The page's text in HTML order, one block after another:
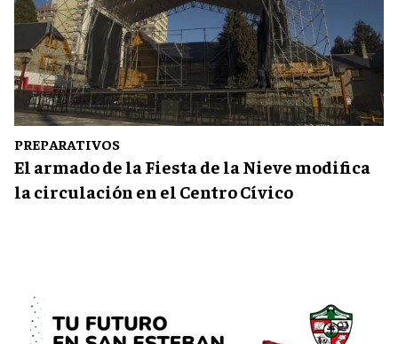
PREPARATIVOS
El armado de la Fiesta de la Nieve modifica
la circulación en el Centro Cívico